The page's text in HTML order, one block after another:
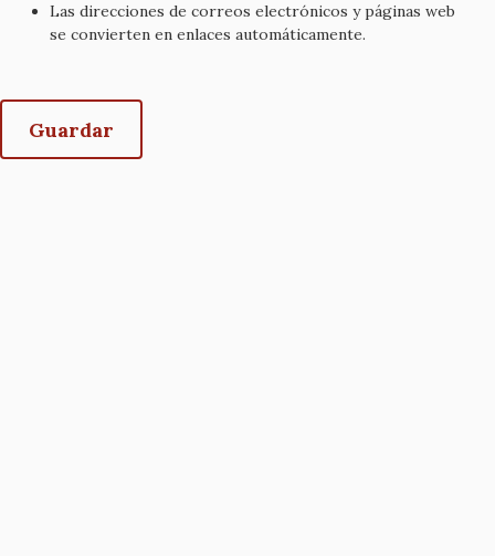
Las direcciones de correos electrónicos y páginas web
se convierten en enlaces automáticamente.